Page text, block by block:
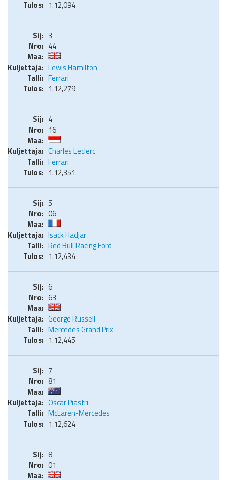
1.12,094
3
44
Lewis Hamilton
Ferrari
1.12,279
4
16
Charles Leclerc
Ferrari
1.12,351
5
06
Isack Hadjar
Red Bull Racing Ford
1.12,434
6
63
George Russell
Mercedes Grand Prix
1.12,445
7
81
Oscar Piastri
McLaren-Mercedes
1.12,624
8
01